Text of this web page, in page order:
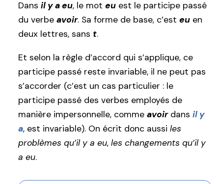
Dans il y a eu, le mot eu est le participe passé
du verbe avoir. Sa forme de base, c’est eu en
deux lettres, sans t.
Et selon la règle d’accord qui s’applique, ce
participe passé reste invariable, il ne peut pas
s’accorder (c’est un cas particulier : le
participe passé des verbes employés de
manière impersonnelle, comme avoirdans il y
a, est invariable). On écrit donc aussi les
problèmes qu’il y a eu, les changements qu’il y
a eu.